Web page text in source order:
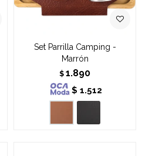
Set Parrilla Camping -
Marrón
$ 1.890
$ 1.512